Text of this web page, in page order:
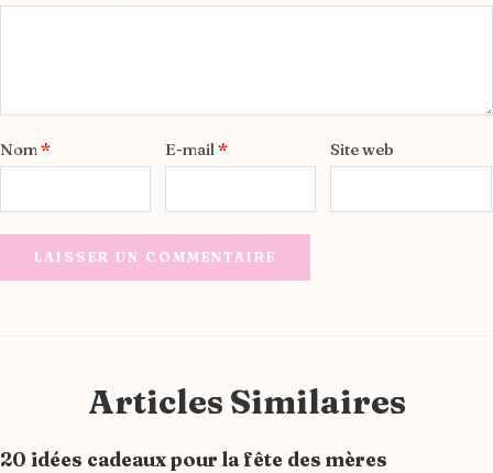
Nom* E-mail* Site web
Articles Similaires
20 idées cadeaux pour la fête des mères